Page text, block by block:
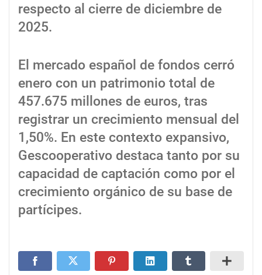
respecto al cierre de diciembre de
2025.
El mercado español de fondos cerró
enero con un patrimonio total de
457.675 millones de euros, tras
registrar un crecimiento mensual del
1,50%. En este contexto expansivo,
Gescooperativo destaca tanto por su
capacidad de captación como por el
crecimiento orgánico de su base de
partícipes.